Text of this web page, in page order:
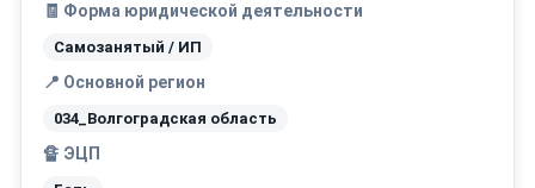
🧾 Форма юридической деятельности
Самозанятый / ИП
📍 Основной регион
034_Волгоградская область
🔏 ЭЦП